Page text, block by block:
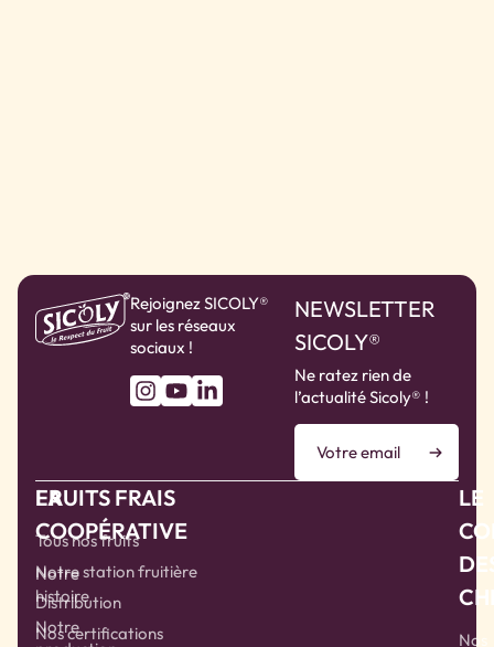
Rejoignez SICOLY®
sur les réseaux
sociaux !
NEWSLETTER
SICOLY®
Ne ratez rien de
l’actualité Sicoly® !
LA
COOPÉRATIVE
Notre
histoire
Notre
FRUITS FRAIS
Tous nos fruits
Notre station fruitière
Distribution
Nos certifications
LE
Nos